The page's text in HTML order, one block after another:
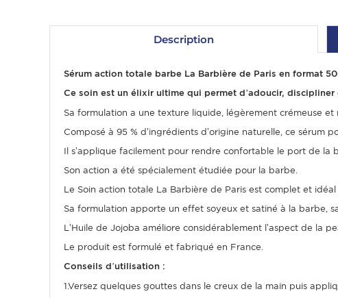
Description
Sérum action totale barbe La Barbière de Paris en format
Ce soin est un élixir ultime qui permet d’adoucir,
Sa formulation a une texture liquide, légèrement crémeuse
Composé à 95 % d’ingrédients d’origine naturelle, ce
Il s’applique facilement pour rendre confortable le port de la
Son action a été spécialement étudiée pour la barbe.
Le Soin action totale La Barbière de Paris est complet et
Sa formulation apporte un effet soyeux et satiné à la barbe,
L’Huile de Jojoba améliore considérablement l’aspect de la
Le produit est formulé et fabriqué en France.
Conseils d’utilisation :
1.Versez quelques gouttes dans le creux de la main puis